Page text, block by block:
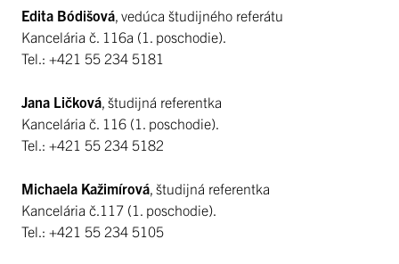
Edita Bódišová , vedúca študijného referátu
Kancelária č. 116a (1. poschodie).
Tel.: +421 55 234 5181
Jana Ličková , študijná referentka
Kancelária č. 116 (1. poschodie).
Tel.: +421 55 234 5182
Michaela Kažimírová , študijná referentka
Kancelária č.117 (1. poschodie).
Tel.: +421 55 234 5105